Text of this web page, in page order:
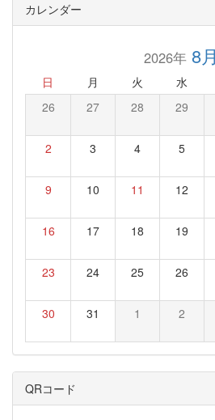
カレンダー
2026年8月
日 月 火 水
26 27 28 29
2 3 4 5
9 10 11 12
16 17 18 19
23 24 25 26
30 31 1 2
QRコード